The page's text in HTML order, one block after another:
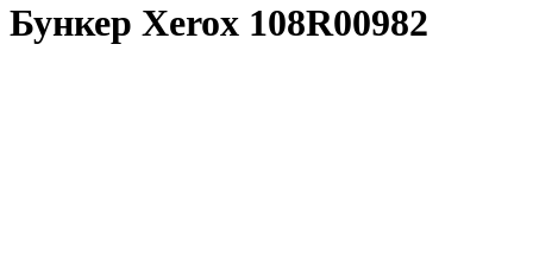
Бункер Xerox 108R00982